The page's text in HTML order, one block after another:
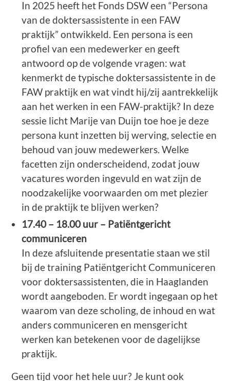
In 2025 heeft het Fonds DSW een “Persona
van de doktersassistente in een FAW
praktijk” ontwikkeld. Een persona is een
profiel van een medewerker en geeft
antwoord op de volgende vragen: wat
kenmerkt de typische doktersassistente in de
FAW praktijk en wat vindt hij/zij aantrekkelijk
aan het werken in een FAW-praktijk? In deze
sessie licht Marije van Duijn toe hoe je deze
persona kunt inzetten bij werving, selectie en
behoud van jouw medewerkers. Welke
facetten zijn onderscheidend, zodat jouw
vacatures worden ingevuld en wat zijn de
noodzakelijke voorwaarden om met plezier
in de praktijk te blijven werken?
17.40 – 18.00 uur – Patiëntgericht
communiceren
In deze afsluitende presentatie staan we stil
bij de training Patiëntgericht Communiceren
voor doktersassistenten, die in Haaglanden
wordt aangeboden. Er wordt ingegaan op het
waarom van deze scholing, de inhoud en wat
anders communiceren en mensgericht
werken kan betekenen voor de dagelijkse
praktijk.
Geen tijd voor het hele uur? Je kunt ook